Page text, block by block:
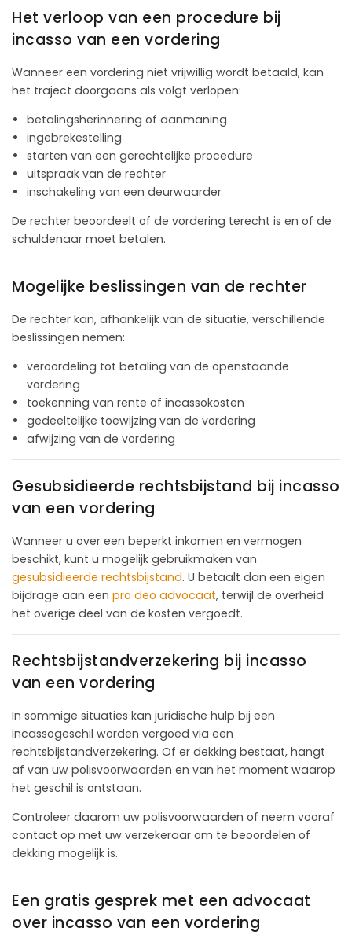
Het verloop van een procedure bij
incasso van een vordering
Wanneer een vordering niet vrijwillig wordt betaald, kan
het traject doorgaans als volgt verlopen:
betalingsherinnering of aanmaning
ingebrekestelling
starten van een gerechtelijke procedure
uitspraak van de rechter
inschakeling van een deurwaarder
De rechter beoordeelt of de vordering terecht is en of de
schuldenaar moet betalen.
Mogelijke beslissingen van de rechter
De rechter kan, afhankelijk van de situatie, verschillende
beslissingen nemen:
veroordeling tot betaling van de openstaande
vordering
toekenning van rente of incassokosten
gedeeltelijke toewijzing van de vordering
afwijzing van de vordering
Gesubsidieerde rechtsbijstand bij incasso
van een vordering
Wanneer u over een beperkt inkomen en vermogen
beschikt, kunt u mogelijk gebruikmaken van
gesubsidieerde rechtsbijstand. U betaalt dan een eigen
bijdrage aan een pro deo advocaat, terwijl de overheid
het overige deel van de kosten vergoedt.
Rechtsbijstandverzekering bij incasso
van een vordering
In sommige situaties kan juridische hulp bij een
incassogeschil worden vergoed via een
rechtsbijstandverzekering. Of er dekking bestaat, hangt
af van uw polisvoorwaarden en van het moment waarop
het geschil is ontstaan.
Controleer daarom uw polisvoorwaarden of neem vooraf
contact op met uw verzekeraar om te beoordelen of
dekking mogelijk is.
Een gratis gesprek met een advocaat
over incasso van een vordering